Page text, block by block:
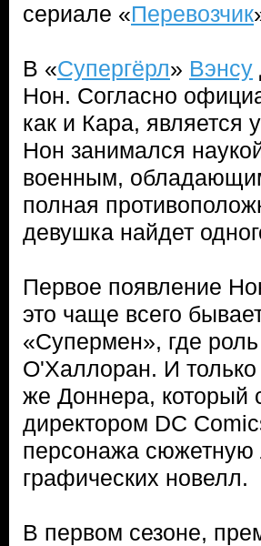
сериале «Перевозчик
В «Супергёрл» Вэнсу
Нон. Согласно
как и Кара,
Нон занимался
военным,
полная
девушка найдет
Первое появление
это чаще всего
«Супермен», где
О'Халлоран. И только
же Доннера, который
директором DC
персонажа
графических новелл.
В первом сезоне,